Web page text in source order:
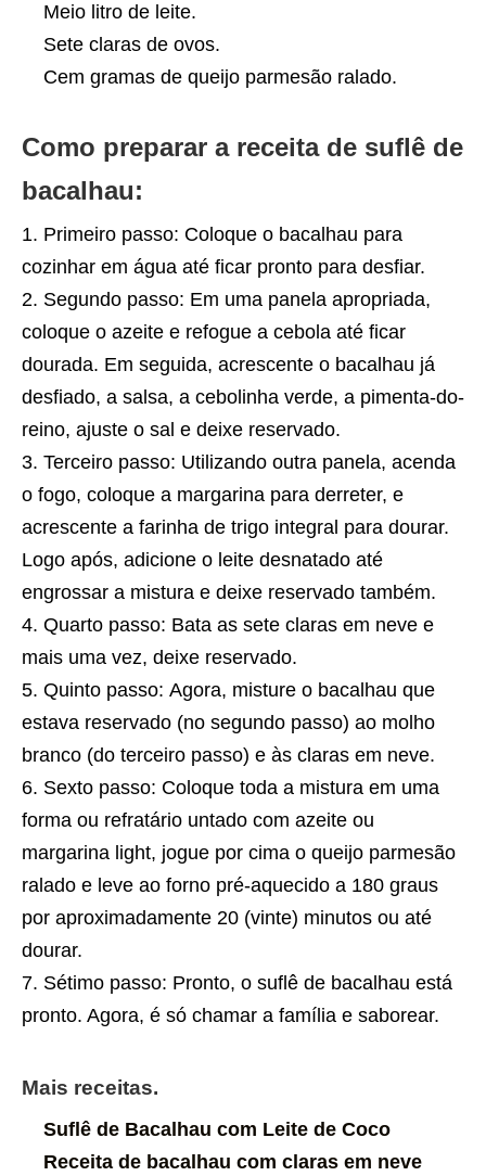
Meio litro de leite.
Sete claras de ovos.
Cem gramas de queijo parmesão ralado.
Como preparar a receita de suflê de
bacalhau:
Primeiro passo: Coloque o bacalhau para
cozinhar em água até ficar pronto para desfiar.
Segundo passo: Em uma panela apropriada,
coloque o azeite e refogue a cebola até ficar
dourada. Em seguida, acrescente o bacalhau já
desfiado, a salsa, a cebolinha verde, a pimenta-do-
reino, ajuste o sal e deixe reservado.
Terceiro passo: Utilizando outra panela, acenda
o fogo, coloque a margarina para derreter, e
acrescente a farinha de trigo integral para dourar.
Logo após, adicione o leite desnatado até
engrossar a mistura e deixe reservado também.
Quarto passo: Bata as sete claras em neve e
mais uma vez, deixe reservado.
Quinto passo: Agora, misture o bacalhau que
estava reservado (no segundo passo) ao molho
branco (do terceiro passo) e às claras em neve.
Sexto passo: Coloque toda a mistura em uma
forma ou refratário untado com azeite ou
margarina light, jogue por cima o queijo parmesão
ralado e leve ao forno pré-aquecido a 180 graus
por aproximadamente 20 (vinte) minutos ou até
dourar.
Sétimo passo: Pronto, o suflê de bacalhau está
pronto. Agora, é só chamar a família e saborear.
Mais receitas.
Suflê de Bacalhau com Leite de Coco
Receita de bacalhau com claras em neve